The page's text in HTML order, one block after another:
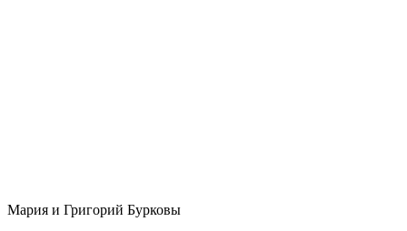
Мария и Григорий Бурковы